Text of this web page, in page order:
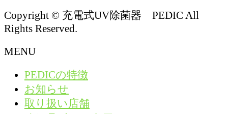
Copyright © 充電式UV除菌器 PEDIC All
Rights Reserved.
MENU
PEDICの特徴
お知らせ
取り扱い店舗